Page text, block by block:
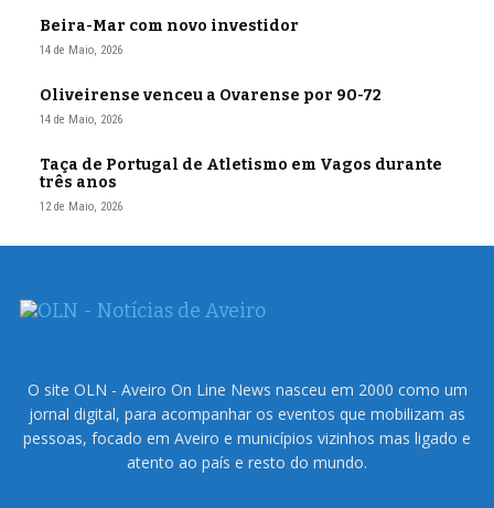
Beira-Mar com novo investidor
14 de Maio, 2026
Oliveirense venceu a Ovarense por 90-72
14 de Maio, 2026
Taça de Portugal de Atletismo em Vagos durante
três anos
12 de Maio, 2026
O site OLN - Aveiro On Line News nasceu em 2000 como um
jornal digital, para acompanhar os eventos que mobilizam as
pessoas, focado em Aveiro e municípios vizinhos mas ligado e
atento ao país e resto do mundo.